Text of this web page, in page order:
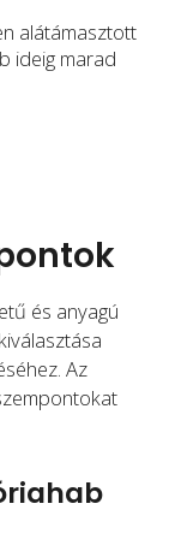
alátámasztott
ideig marad
és anyagú
Az